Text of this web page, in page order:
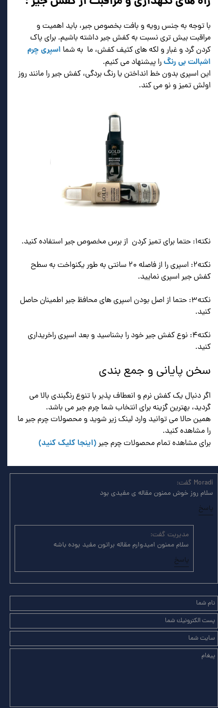
با توجه به جنس رویه و بافت بخصوص جیر، باید اهمیت و
مراقبت بیش تری نسبت به کفش جیر داشته باشیم. برای پاک
کردن گرد و غبار و لکه های کثیف کفش، ما به شما اسپری چرم
اشبالت بی رنگرا پیشنهاد می کنیم.
این اسپری بدون خط انداختن یا رنگ بردگی، کفش جیر را مانند روز
اولش تمیز و نو می کند.
نکته۱: حتما برای تمیز کردن از برس مخصوص جیر استفاده کنید.
نکته۲: اسپری را از فاصله ۲۰ سانتی به طور یکنواخت به سطح
کفش جیر اسپری نمایید.
نکته۳: حتما از اصل بودن اسپری های محافظ جیر اطمینان حاصل
کنید.
نکته۴: نوع کفش جیر خود را بشناسید و بعد اسپری راخریداری
کنید.
سخن پایانی و جمع بندی
اگر دنبال یک کفش نرم و انعطاف پذیر با تنوع رنگبندی بالا می
گردید، بهترین گزینه برای انتخاب شما چرم جیر می باشد.
همین حالا می توانید وارد لینک زیر شوید و محصولات چرم جیر ما
را مشاهده کنید.
برای مشاهده تمام محصولات چرم جیر(اینجا کلیک کنید)
Moradi گفت:
سلام روز خوش ممنون مقاله ی مفیدی بود
پاسخ
مدیریت گفت:
سلام ممنون امیدوارم مقاله براتون مفید بوده باشه
پاسخ